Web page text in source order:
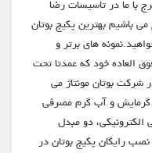
با ما در تاسیسات رضا
باشیم بهترین پکیج بوتان
های برتر و
العاده خود که عمدتا تحت
شرکت بوتان مونتاژ می
گرمایش و آب گرم مصرفی
دو مبدل
رایگان پکیج بوتان در